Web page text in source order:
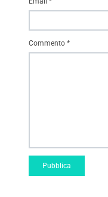
Commento *